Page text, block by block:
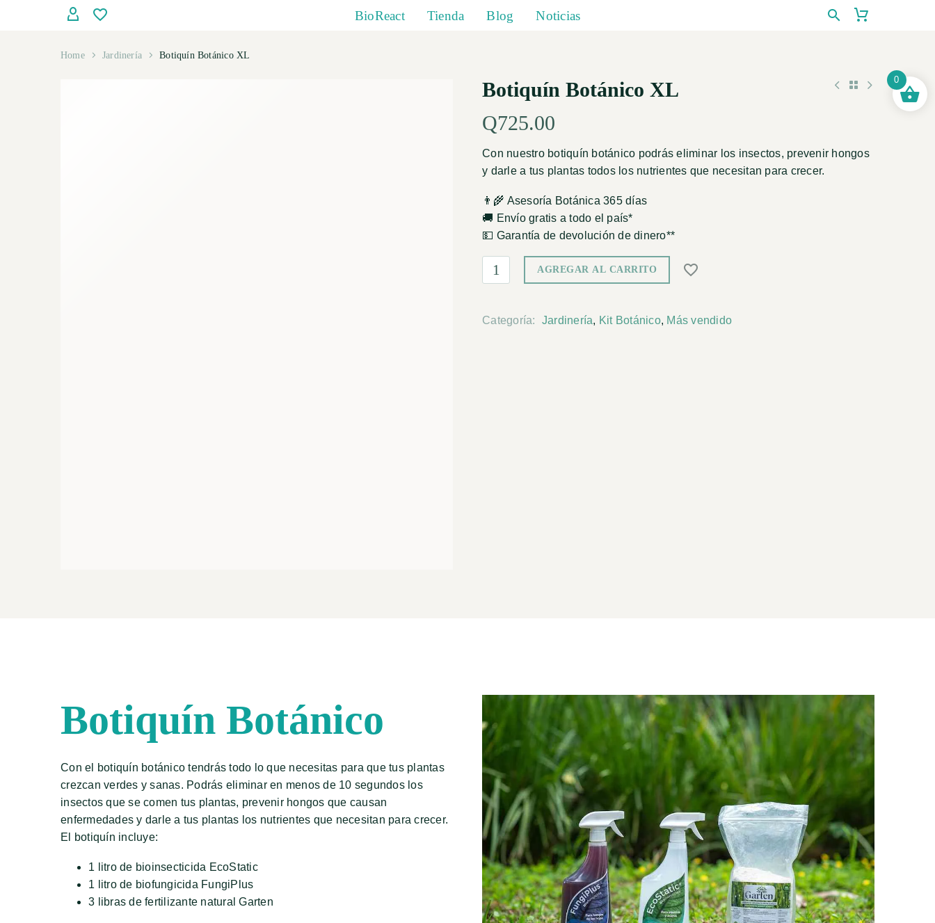
BioReact Tienda Blog Noticias
Home Jardinería Botiquín Botánico XL
Botiquín Botánico XL
Q725.00
Con nuestro botiquín botánico podrás eliminar los insectos, prevenir hongos
y darle a tus plantas todos los nutrientes que necesitan para crecer.
👨‍🌾 Asesoría Botánica 365 días
🚚 Envío gratis a todo el país*
💵 Garantía de devolución de dinero**
AGREGAR AL CARRITO
Categoría: Jardinería, Kit Botánico, Más vendido
Botiquín Botánico
Con el botiquín botánico tendrás todo lo que necesitas para que tus plantas
crezcan verdes y sanas. Podrás eliminar en menos de 10 segundos los
insectos que se comen tus plantas, prevenir hongos que causan
enfermedades y darle a tus plantas los nutrientes que necesitan para crecer.
El botiquín incluye:
1 litro de bioinsecticida EcoStatic
1 litro de biofungicida FungiPlus
3 libras de fertilizante natural Garten
0